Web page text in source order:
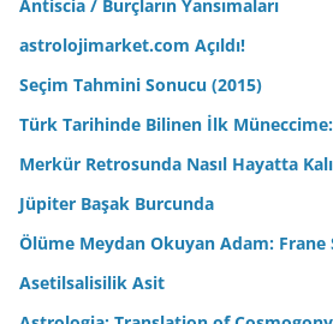
Antiscia / Burçların Yansımaları
astrolojimarket.com Açıldı!
Seçim Tahmini Sonucu (2015)
Türk Tarihinde Bilinen İlk
Merkür Retrosunda Nasıl Hayatta
Jüpiter Başak Burcunda
Ölüme Meydan Okuyan Adam: Frane
Asetilsalisilik Asit